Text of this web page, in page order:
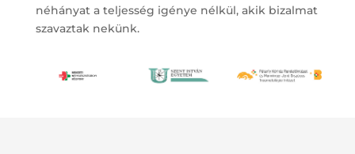
néhányat a teljesség igénye nélkül, akik bizalmat
szavaztak nekünk.